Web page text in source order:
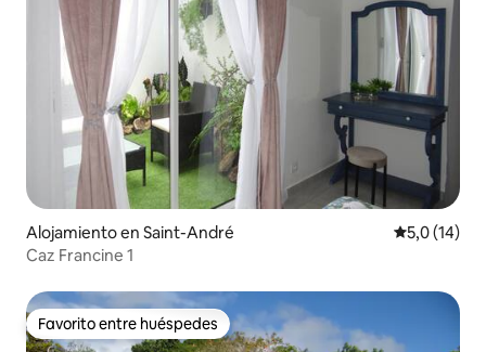
Alojamiento en Saint-André Calificación
5,0 (14)
Caz Francine 1
Favorito entre huéspedes
Favorito entre huéspedes